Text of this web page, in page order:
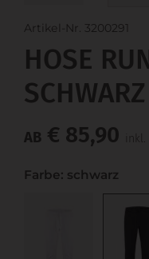
Artikel-Nr. 3200291
HOSE
SCHWARZ
AB € 85,90
Farbe: schwarz